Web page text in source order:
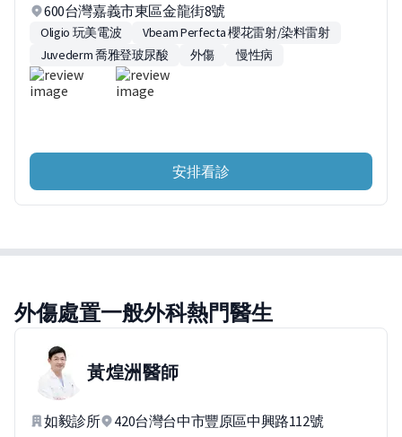
600台灣嘉義市東區金龍街8號
Oligio 玩美電波
Vbeam Perfecta 櫻花雷射/染料雷射
Juvederm 喬雅登玻尿酸
外傷 慢性病
安排看診
外傷處置一般外科熱門醫生
黃煌洲醫師
如毅診所 420台灣台中市豐原區中興路112號